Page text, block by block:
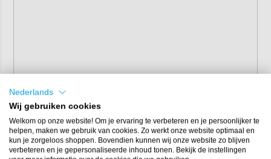
Nederlands
Wij gebruiken cookies
Welkom op onze website! Om je ervaring te verbeteren en je persoonlijker te
helpen, maken we gebruik van cookies. Zo werkt onze website optimaal en
kun je zorgeloos shoppen. Bovendien kunnen wij onze website zo blijven
verbeteren en je gepersonaliseerde inhoud tonen. Bekijk de instellingen